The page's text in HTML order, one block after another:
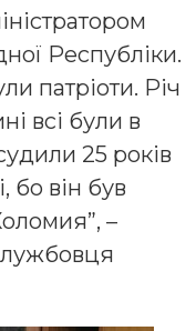
Республіки.
патріоти. Річ
всі були в
25 років
бо він був
–